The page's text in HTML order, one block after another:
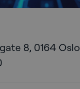
8, 0164 Oslo